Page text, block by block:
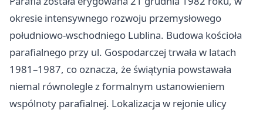
okresie intensywnego rozwoju przemysłowego
południowo-wschodniego Lublina. Budowa kościoła
parafialnego przy ul. Gospodarczej trwała w latach
1981–1987, co oznacza, że świątynia powstawała
niemal równolegle z formalnym ustanowieniem
wspólnoty parafialnej. Lokalizacja w rejonie ulicy